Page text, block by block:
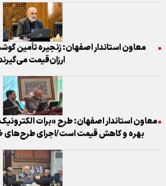
معاون استاندار اصفهان: زنجیره تأمین
ارزان‌قیمت
معاون استاندار اصفهان: طرح «برات
بهره و کاهش قیمت است/اجرای طرح‌های